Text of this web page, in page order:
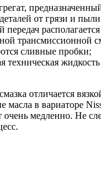
от грязи и
передач
трансмиссионной
сливные пробки;
техническая жидкость
отличается
масла в вариаторе
очень медленно. Не